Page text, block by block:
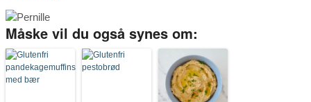
Måske vil du også synes om: